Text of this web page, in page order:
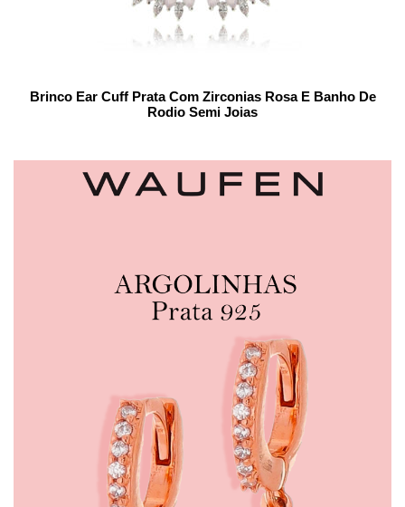
Brinco Ear Cuff Prata Com Zirconias Rosa E Banho De
Rodio Semi Joias